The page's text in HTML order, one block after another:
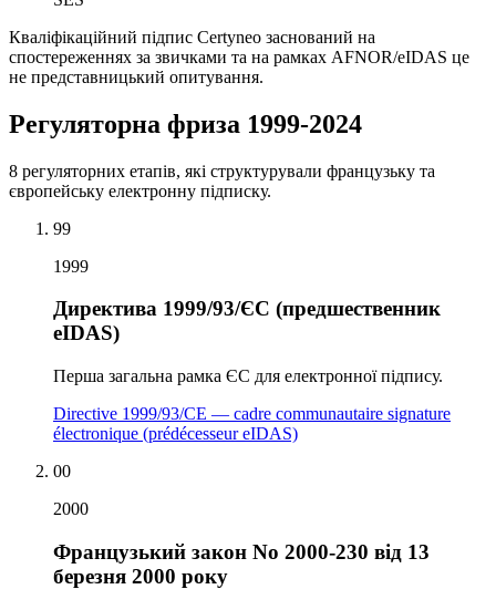
Кваліфікаційний підпис Certyneo заснований на
спостереженнях за звичками та на рамках AFNOR/eIDAS це
не представницький опитування.
Регуляторна фриза 1999-2024
8 регуляторних етапів, які структурували французьку та
європейську електронну підписку.
99
1999
Директива 1999/93/ЄС (предшественник
eIDAS)
Перша загальна рамка ЄС для електронної підпису.
Directive 1999/93/CE — cadre communautaire signature
électronique (prédécesseur eIDAS)
00
2000
Французький закон No 2000-230 від 13
березня 2000 року